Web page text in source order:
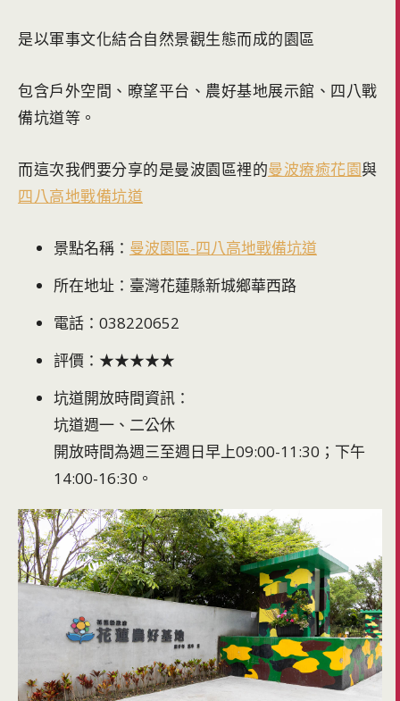
是以軍事文化結合自然景觀生態而成的園區
包含戶外空間、暸望平台、農好基地展示館、四八戰
備坑道等。
而這次我們要分享的是曼波園區裡的曼波療癒花園與
四八高地戰備坑道
景點名稱： 曼波園區-四八高地戰備坑道
所在地址：臺灣花蓮縣新城鄉華西路
電話：038220652
評價：★★★★★
坑道開放時間資訊：
坑道週一、二公休
開放時間為週三至週日早上09:00-11:30；下午
14:00-16:30。